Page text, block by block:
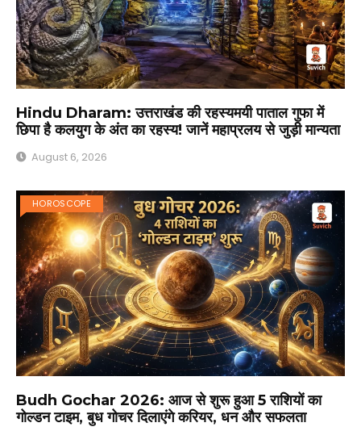
Hindu Dharam: उत्तराखंड की रहस्यमयी पाताल गुफा में
छिपा है कलयुग के अंत का रहस्य! जानें महाप्रलय से जुड़ी मान्यता
August 6, 2026
HOROSCOPE
Budh Gochar 2026: आज से शुरू हुआ 5 राशियों का
गोल्डन टाइम, बुध गोचर दिलाएंगे करियर, धन और सफलता